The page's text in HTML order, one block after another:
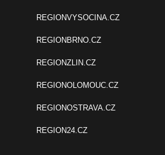
REGIONVYSOCINA.CZ
REGIONBRNO.CZ
REGIONZLIN.CZ
REGIONOLOMOUC.CZ
REGIONOSTRAVA.CZ
REGION24.CZ